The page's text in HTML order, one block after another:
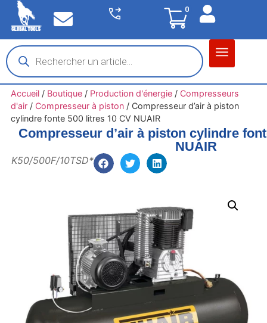
0
Accueil/ Boutique/ Production d'énergie/ Compresseurs
d'air/ Compresseur à piston/ Compresseur d’air à piston
cylindre fonte 500 litres 10 CV NUAIR
Compresseur d’air à piston cylindre
NUAIR
K50/500F/10TSD*